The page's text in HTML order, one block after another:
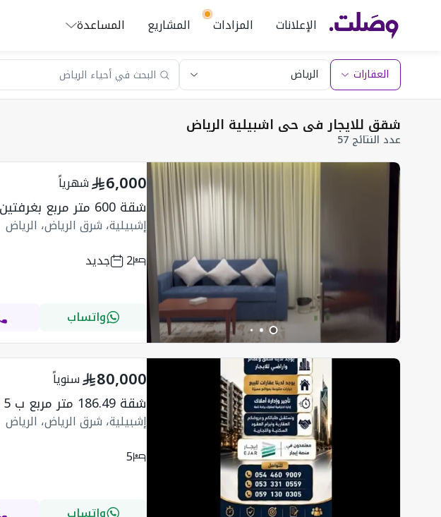
الإعلانات المزادات المشاريع المساعدة
العقارات
شقق للايجار في حي اشبيلية الرياض
عدد النتائج 57
شهرياً 6,000
شقة 600 متر مربع بغرفتين
إشبيلية، شرق الرياض، الرياض
2
جديد
واتساب
سنوياً 80,000
شقة 186.49 متر مربع ب 5 غرف
إشبيلية، شرق الرياض، الرياض
5